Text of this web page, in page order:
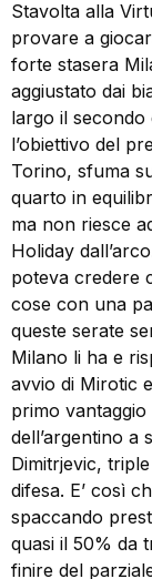
Stavolta alla
provare a
forte stasera
aggiustato dai
largo il
l’obiettivo del
Torino, sfuma
quarto in
ma non riesce
Holiday
poteva credere
cose con una
queste serate
Milano li ha e
avvio di Mirotic
primo
dell’argentino a
Dimitrjevic,
difesa. E’ così
spaccando
quasi il 50% da
finire del